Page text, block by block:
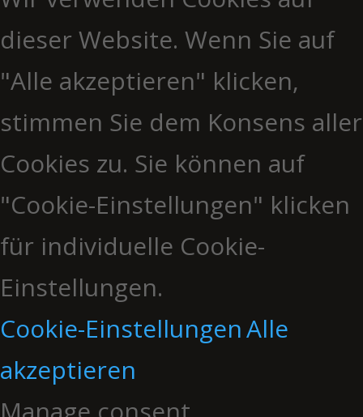
dieser Website. Wenn Sie auf
"Alle akzeptieren" klicken,
stimmen Sie dem Konsens aller
Cookies zu. Sie können auf
"Cookie-Einstellungen" klicken
für individuelle Cookie-
Einstellungen.
Cookie-EinstellungenAlle
akzeptieren